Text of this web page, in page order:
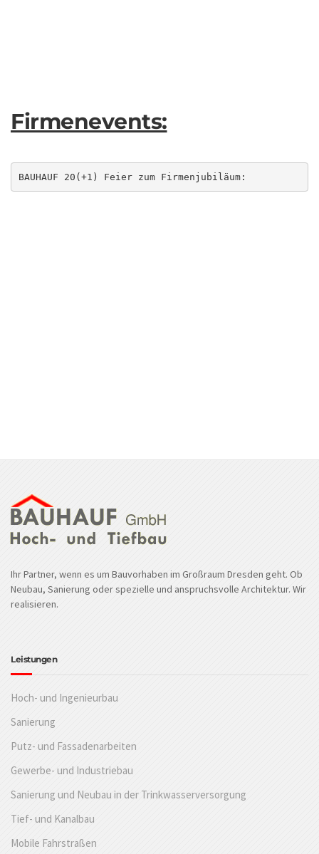
Firmenevents:
BAUHAUF 20(+1) Feier zum Firmenjubiläum:
Ihr Partner, wenn es um Bauvorhaben im Großraum Dresden geht. Ob
Neubau, Sanierung oder spezielle und anspruchsvolle Architektur. Wir
realisieren.
Leistungen
Hoch- und Ingenieurbau
Sanierung
Putz- und Fassadenarbeiten
Gewerbe- und Industriebau
Sanierung und Neubau in der Trinkwasserversorgung
Tief- und Kanalbau
Mobile Fahrstraßen